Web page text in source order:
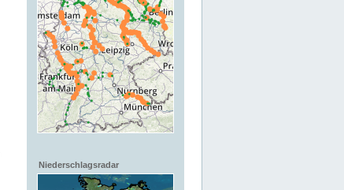
Niederschlagsradar